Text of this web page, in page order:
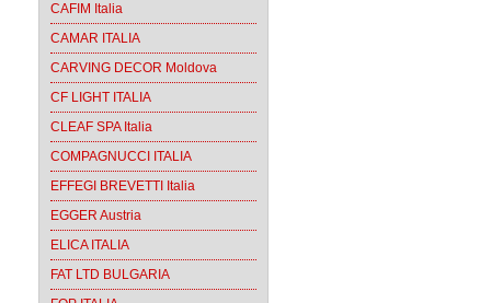
CAFIM Italia
CAMAR ITALIA
CARVING DECOR Moldova
CF LIGHT ITALIA
CLEAF SPA Italia
COMPAGNUCCI ITALIA
EFFEGI BREVETTI Italia
EGGER Austria
ELICA ITALIA
FAT LTD BULGARIA